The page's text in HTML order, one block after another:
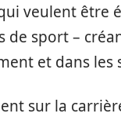
veulent être
de sport –
et dans
sur la